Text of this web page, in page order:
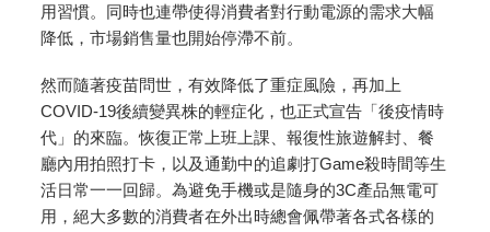
用習慣。同時也連帶使得消費者對行動電源的需求大幅
降低，市場銷售量也開始停滯不前。
然而隨著疫苗問世，有效降低了重症風險，再加上
COVID-19後續變異株的輕症化，也正式宣告「後疫情時
代」的來臨。恢復正常上班上課、報復性旅遊解封、餐
廳內用拍照打卡，以及通勤中的追劇打Game殺時間等生
活日常一一回歸。為避免手機或是隨身的3C產品無電可
用，絕大多數的消費者在外出時總會佩帶著各式各樣的